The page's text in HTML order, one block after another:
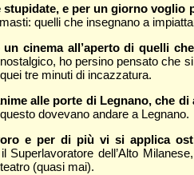
e per un giorno
quelli che insegnano a
cinema all’aperto di quelli
ho persino pensato che
tre minuti di incazzatura.
alle porte di Legnano, che
dovevano andare a Legnano.
e per di più vi si applica
Superlavoratore dell’Alto
(quasi mai).